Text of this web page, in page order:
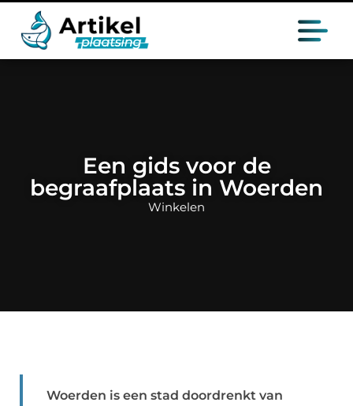
Een gids voor de
begraafplaats in Woerden
Winkelen
Woerden is een stad doordrenkt van